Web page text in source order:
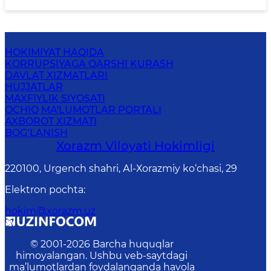
HOKIMIYAT HAQIDA
KORRUPSIYAGA QARSHI KURASH
DAVLAT XIZMATLARI
HUJJATLAR
MAXFIYLIK SIYOSATI
OCHIQ MA'LUMOTLAR PORTALI
AXBOROT XIZMATI
BOG‘LANISH
Xorazm Vilоyati Hоkimligi
220100, Urgеnch shаhri, Аl-Хоrаzmiy ko‘chаsi, 29
Elektron pochta:
hokim@xorazm.uz
© 2001-2026 Barcha huquqlar
himoyalangan. Ushbu veb-saytdagi
ma’lumotlardan foydalanganda havola